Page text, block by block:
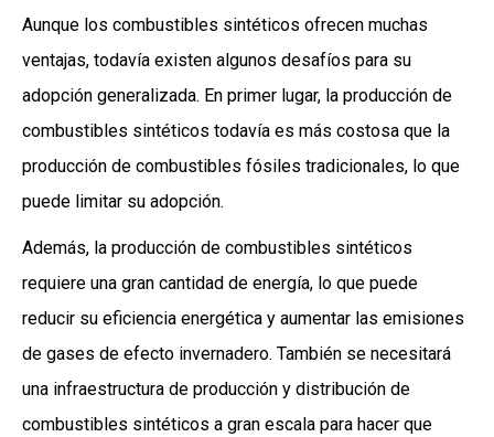
Aunque los combustibles sintéticos ofrecen muchas
ventajas, todavía existen algunos desafíos para su
adopción generalizada. En primer lugar, la producción de
combustibles sintéticos todavía es más costosa que la
producción de combustibles fósiles tradicionales, lo que
puede limitar su adopción.
Además, la producción de combustibles sintéticos
requiere una gran cantidad de energía, lo que puede
reducir su eficiencia energética y aumentar las emisiones
de gases de efecto invernadero. También se necesitará
una infraestructura de producción y distribución de
combustibles sintéticos a gran escala para hacer que